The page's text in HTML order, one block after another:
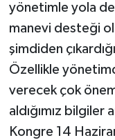
yönetimle yola
manevi desteği
şimdiden
Özellikle
verecek çok
aldığımız bilgiler
Kongre 14
MAGAZİN
Resmi İlan
Röportaj